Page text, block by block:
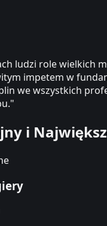
ludzi role wielkich
impetem w
we wszystkich
i